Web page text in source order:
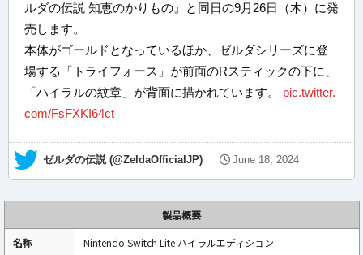
ルダの伝説 知恵のかりもの』と同日の9月26日（木）に発
売します。
本体がゴールドとなっているほか、ゼルダシリーズに登
場する「トライフォース」が前面のRスティックの下に、
「ハイラルの紋章」が背面に描かれています。 pic.twitter.
com/FsFXKI64ct
— ゼルダの伝説 (@ZeldaOfficialJP) June 18, 2024
製品概要
名称
Nintendo Switch Lite ハイラルエディション